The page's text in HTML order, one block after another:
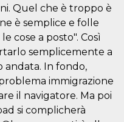
Quel che è troppo è
è semplice e folle
cose a posto". Così
semplicemente a
andata. In fondo,
immigrazione
il navigatore. Ma poi
si complicherà
Descrizione